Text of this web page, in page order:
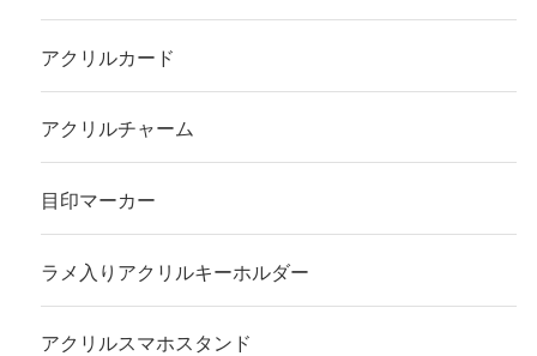
アクリルカード
アクリルチャーム
目印マーカー
ラメ入りアクリルキーホルダー
アクリルスマホスタンド